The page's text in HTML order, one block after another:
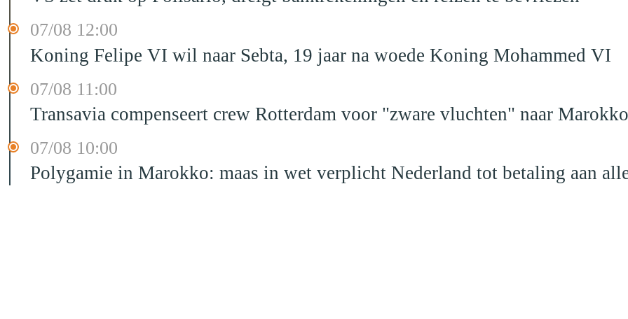
07/08 12:00
Koning Felipe VI wil naar Sebta, 19 jaar na woede Koning Mohammed VI
07/08 11:00
Transavia compenseert crew Rotterdam voor "zware vluchten" naar Marokko
07/08 10:00
Polygamie in Marokko: maas in wet verplicht Nederland tot betaling aan